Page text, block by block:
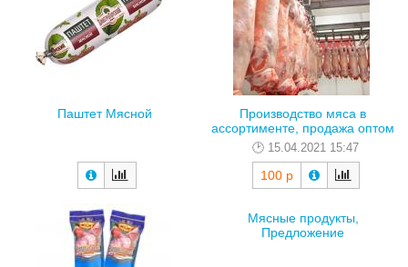
Паштет Мясной
Производство мяса в
ассортименте, продажа оптом
15.04.2021 15:47
100 р
Мясные продукты,
Предложение